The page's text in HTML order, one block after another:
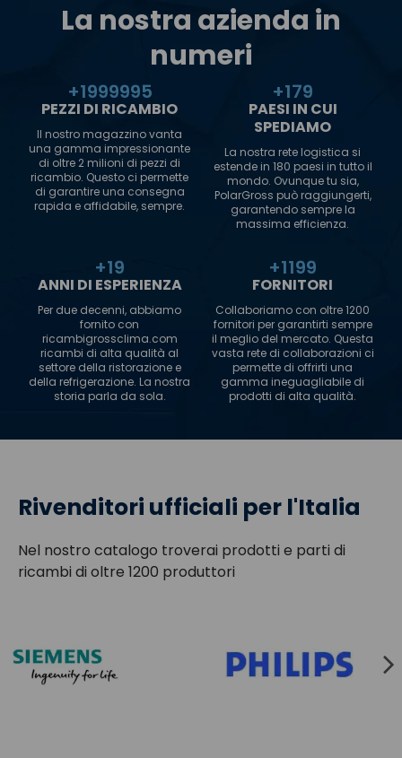
La nostra azienda in
numeri
+2000000
PEZZI DI RICAMBIO
Il nostro magazzino vanta
una gamma impressionante
di oltre 2 milioni di pezzi di
ricambio. Questo ci permette
di garantire una consegna
rapida e affidabile, sempre.
+180
PAESI IN CUI
SPEDIAMO
La nostra rete logistica si
estende in 180 paesi in tutto il
mondo. Ovunque tu sia,
PolarGross può raggiungerti,
garantendo sempre la
massima efficienza.
+20
ANNI DI ESPERIENZA
Per due decenni, abbiamo
fornito con
ricambigrossclima.com
ricambi di alta qualità al
settore della ristorazione e
della refrigerazione. La nostra
storia parla da sola.
+1200
FORNITORI
Collaboriamo con oltre 1200
fornitori per garantirti sempre
il meglio del mercato. Questa
vasta rete di collaborazioni ci
permette di offrirti una
gamma ineguagliabile di
prodotti di alta qualità.
Rivenditori ufficiali per l'Italia
Nel nostro catalogo troverai prodotti e parti di
ricambi di oltre 1200 produttori